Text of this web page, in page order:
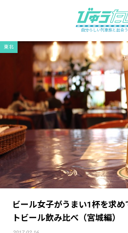
自分らしい列車旅と出会う
東北
ビール女子がうまい1杯を求め
トビール飲み比べ（宮城編）